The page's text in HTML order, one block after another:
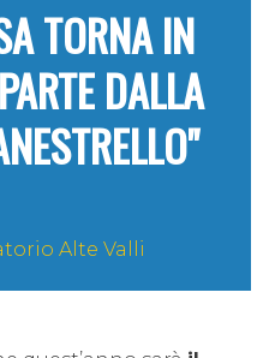
TORNA IN
DALLA
Alte Valli